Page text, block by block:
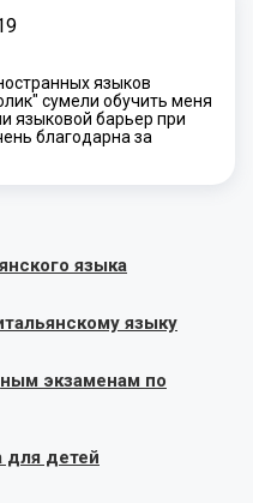
языков
сумели обучить меня
языковой барьер при
благодарна за
языка
языку
экзаменам по
для детей